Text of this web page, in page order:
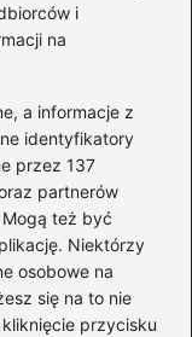
i
na
a informacje z
identyfikatory
przez 137
partnerów
też być
Niektórzy
osobowe na
się na to nie
przycisku
ekranu
warto
w 2025
wiedzieć!
domu przy
wiedzieć?